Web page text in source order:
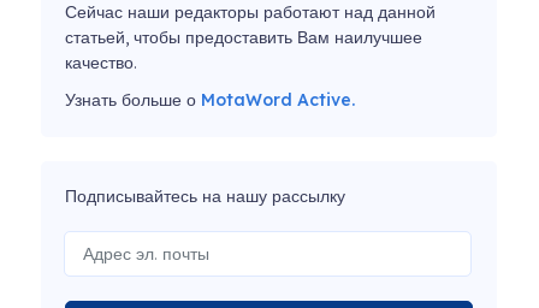
Сейчас наши редакторы работают над данной
статьей, чтобы предоставить Вам наилучшее
качество.
Узнать больше о MotaWord Active.
Подписывайтесь на нашу рассылку